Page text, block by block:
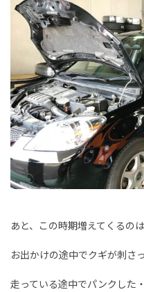
あと、この時期増えてくるの
お出かけの途中でクギが刺さ
走っている途中でパンクした